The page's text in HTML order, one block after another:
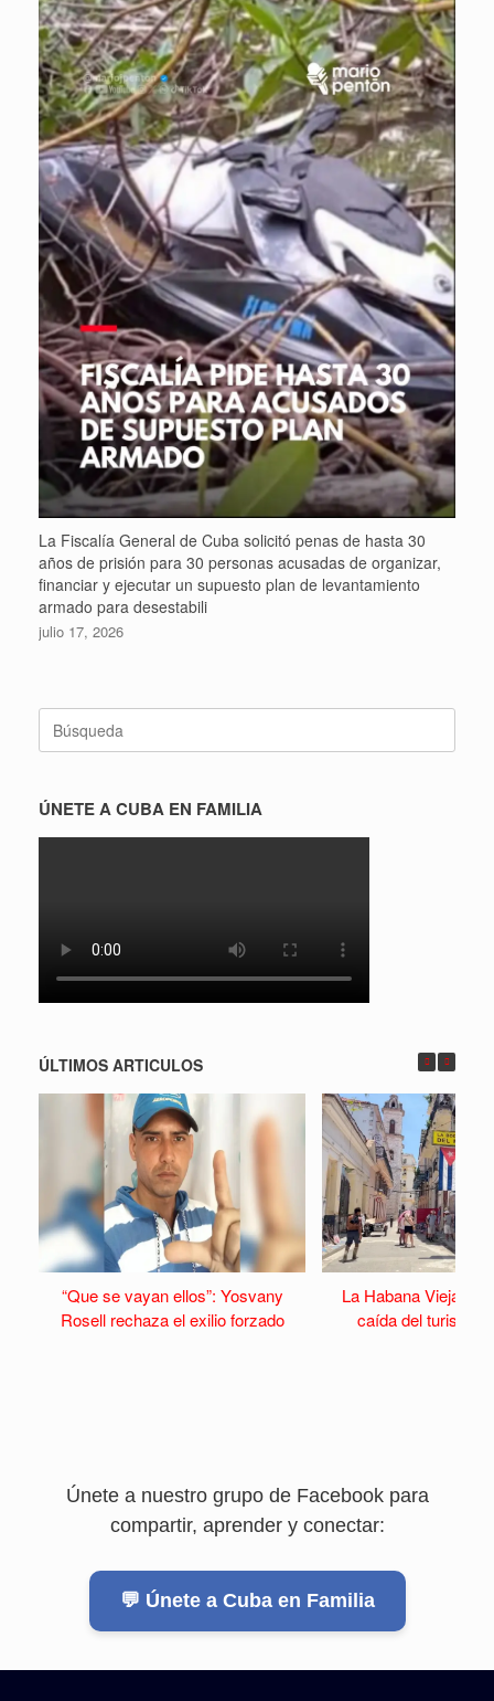
La Fiscalía General de Cuba solicitó penas de hasta 30
años de prisión para 30 personas acusadas de organizar,
financiar y ejecutar un supuesto plan de levantamiento
armado para desestabili
julio 17, 2026
Buscar:
ÚNETE A CUBA EN FAMILIA
ÚLTIMOS ARTICULOS
“Que se vayan ellos”: Yosvany
Rosell rechaza el exilio forzado
La Habana Vieja se
caída del turismo
Únete a nuestro grupo de Facebook para
compartir, aprender y conectar:
💬 Únete a Cuba en Familia